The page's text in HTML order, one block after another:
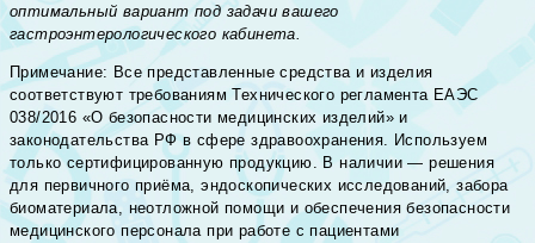
оптимальный вариант под задачи вашего
гастроэнтерологического кабинета.
Примечание: Все представленные средства и изделия
соответствуют требованиям Технического регламента ЕАЭС
038/2016 «О безопасности медицинских изделий» и
законодательства РФ в сфере здравоохранения. Используем
только сертифицированную продукцию. В наличии — решения
для первичного приёма, эндоскопических исследований, забора
биоматериала, неотложной помощи и обеспечения безопасности
медицинского персонала при работе с пациентами